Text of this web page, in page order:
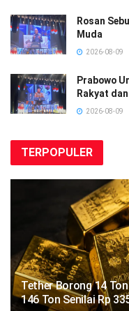
Rosan
Muda
2026-08-09
Prabowo
Rakyat
2026-08-09
TERPOPULER
Tether Borong 14
146 Ton Senilai Rp